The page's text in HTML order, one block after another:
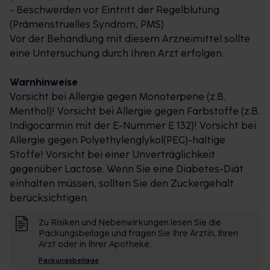
artig und nur in Agnucaston® 20 mg und Agnucaston®
enthalten.
In den Tagen vor den Tagen
Agnucaston® 20 mg lindert mit Hilfe der wirksamen
genannt, die PMS-Be- schwerden. Durch die
Harmonisierung des hormonellen Ungleichgewichts
können so- wohl körperliche als auch psychische
PMS- Beschwerden effektiv gelindert werden.
- Beschwerden vor Eintritt der Regelblutung
(Prämenstruelles Syndrom, PMS)
Vor der Behandlung mit diesem Arzneimittel sollte
eine Untersuchung durch Ihren Arzt erfolgen.
Warnhinweise
Vorsicht bei Allergie gegen Monoterpene (z.B.
Menthol)! Vorsicht bei Allergie gegen Farbstoffe (z.B.
Indigocarmin mit der E-Nummer E 132)! Vorsicht bei
Allergie gegen Polyethylenglykol(PEG)-haltige
Stoffe! Vorsicht bei einer Unverträglichkeit
gegenüber Lactose. Wenn Sie eine Diabetes-Diät
einhalten müssen, sollten Sie den Zuckergehalt
berücksichtigen.
Zu Risiken und Nebenwirkungen lesen Sie die
Packungsbeilage und fragen Sie Ihre Ärztin, Ihren
Arzt oder in Ihrer Apotheke.
Packungsbeilage